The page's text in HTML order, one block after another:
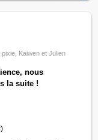
pixie, Kaiwen et Julien
nous
la suite !
)